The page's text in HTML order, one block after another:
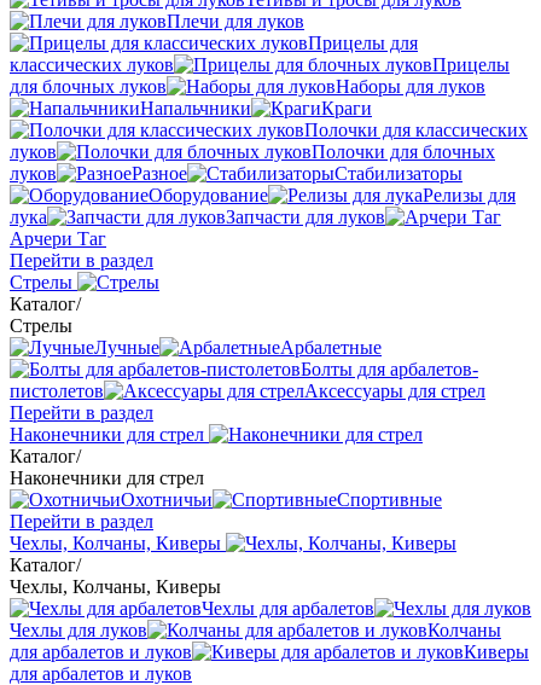
Плечи для луков
Прицелы для
классических луков
Прицелы
для блочных луков
Наборы для луков
Напальчники
Краги
Полочки для классических
луков
Полочки для блочных
луков
Разное
Стабилизаторы
Оборудование
Релизы для
лука
Запчасти для луков
Арчери Таг
Перейти в раздел
Стрелы
Каталог/
Стрелы
Лучные
Арбалетные
Болты для арбалетов-
пистолетов
Аксессуары для стрел
Перейти в раздел
Наконечники для стрел
Каталог/
Наконечники для стрел
Охотничьи
Спортивные
Перейти в раздел
Чехлы, Колчаны, Киверы
Каталог/
Чехлы, Колчаны, Киверы
Чехлы для арбалетов
Чехлы для луков
Колчаны
для арбалетов и луков
Киверы
для арбалетов и луков